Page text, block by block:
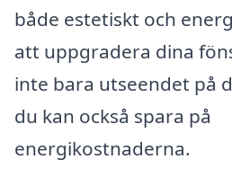
både estetiskt och
att uppgradera dina
inte bara utseendet på
du kan också spara på
energikostnaderna.